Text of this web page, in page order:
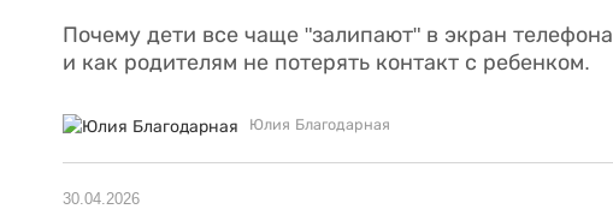
Почему дети все чаще "залипают" в экран телефона
и как родителям не потерять контакт с ребенком.
Юлия Благодарная
30.04.2026